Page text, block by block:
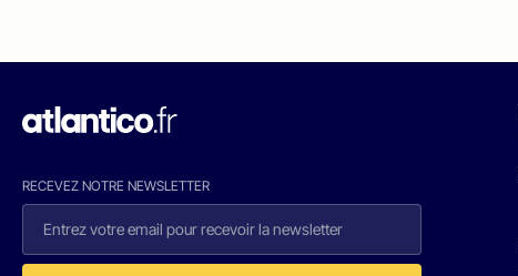
RECEVEZ NOTRE NEWSLETTER